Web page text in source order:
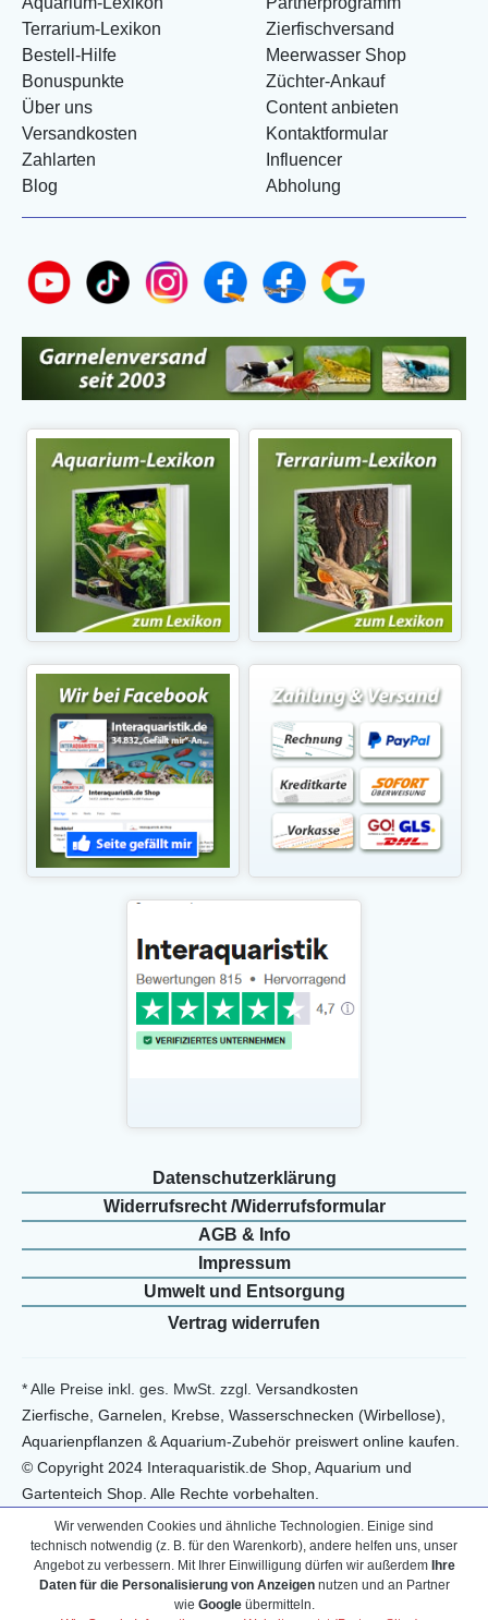
Terrarium-Lexikon
Bestell-Hilfe
Bonuspunkte
Über uns
Versandkosten
Zahlarten
Blog
Zierfischversand
Meerwasser Shop
Züchter-Ankauf
Content anbieten
Kontaktformular
Influencer
Abholung
Daten­schutz­erklärung
Widerrufs­recht /Widerrufs­formular
AGB & Info
Impressum
Umwelt und Entsorgung
Vertrag widerrufen
* Alle Preise inkl. ges. MwSt. zzgl. Versandkosten
Zierfische, Garnelen, Krebse, Wasserschnecken (Wirbellose),
Aquarienpflanzen & Aquarium-Zubehör preiswert online kaufen.
© Copyright 2024 Interaquaristik.de Shop, Aquarium und
Gartenteich Shop. Alle Rechte vorbehalten.
Wir verwenden Cookies und ähnliche Technologien. Einige sind
technisch notwendig (z. B. für den Warenkorb), andere helfen uns, unser
Angebot zu verbessern. Mit Ihrer Einwilligung dürfen wir außerdem Ihre
Daten für die Personalisierung von Anzeigennutzen und an Partner
wie Googleübermitteln.